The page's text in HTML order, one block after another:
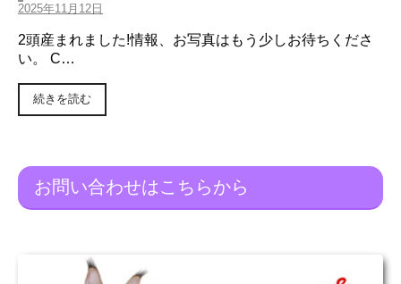
2025年11月12日
2頭産まれました!情報、お写真はもう少しお待ちくださ
い。 C…
続きを読む
お問い合わせはこちらから